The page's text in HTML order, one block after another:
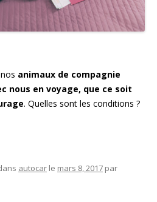
animaux de compagnie
nous en voyage, que ce soit
. Quelles sont les conditions ?
autocar le mars 8, 2017 par